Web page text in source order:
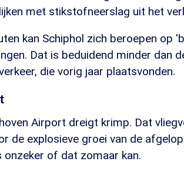
met stikstofneerslag uit het
kan Schiphol zich beroepen op
Dat is beduidend minder dan
die vorig jaar plaatsvonden.
Airport dreigt krimp. Dat
de explosieve groei van de
onzeker of dat zomaar kan.